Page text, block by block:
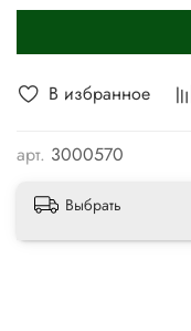
В избранное
арт. 3000570
Выбрать